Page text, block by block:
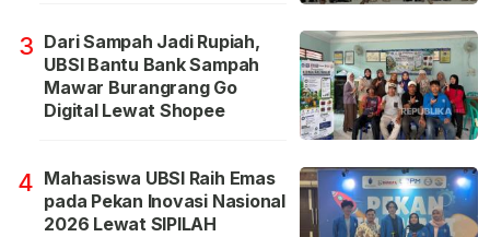
3 Dari Sampah Jadi Rupiah,
UBSI Bantu Bank Sampah
Mawar Burangrang Go
Digital Lewat Shopee
4 Mahasiswa UBSI Raih Emas
pada Pekan Inovasi Nasional
2026 Lewat SIPILAH